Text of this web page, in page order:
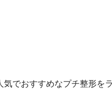
でおすすめなプチ整形を